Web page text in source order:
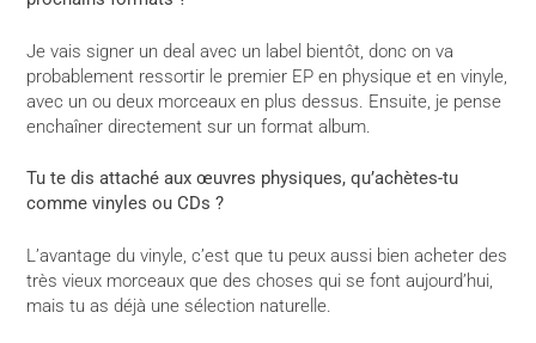
Je vais signer un deal avec un label bientôt, donc on va
probablement ressortir le premier EP en physique et en vinyle,
avec un ou deux morceaux en plus dessus. Ensuite, je pense
enchaîner directement sur un format album.
Tu te dis attaché aux œuvres physiques, qu’achètes-tu
comme vinyles ou CDs ?
L’avantage du vinyle, c’est que tu peux aussi bien acheter des
très vieux morceaux que des choses qui se font aujourd’hui,
mais tu as déjà une sélection naturelle.